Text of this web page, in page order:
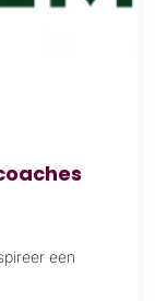
een